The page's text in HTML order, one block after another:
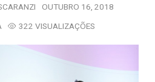
OUTUBRO 16, 2018
322 VISUALIZAÇÕES